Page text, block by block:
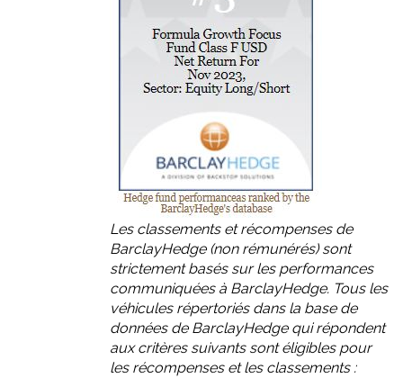
Les classements et récompenses de
BarclayHedge (non rémunérés) sont
strictement basés sur les performances
communiquées à BarclayHedge. Tous les
véhicules répertoriés dans la base de
données de BarclayHedge qui répondent
aux critères suivants sont éligibles pour
les récompenses et les classements :